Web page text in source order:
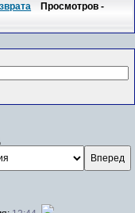
Просмотров -